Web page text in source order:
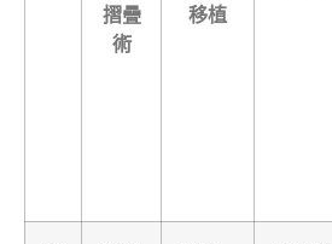
摺疊
術
移植